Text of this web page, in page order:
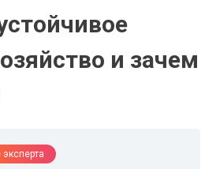
и зачем